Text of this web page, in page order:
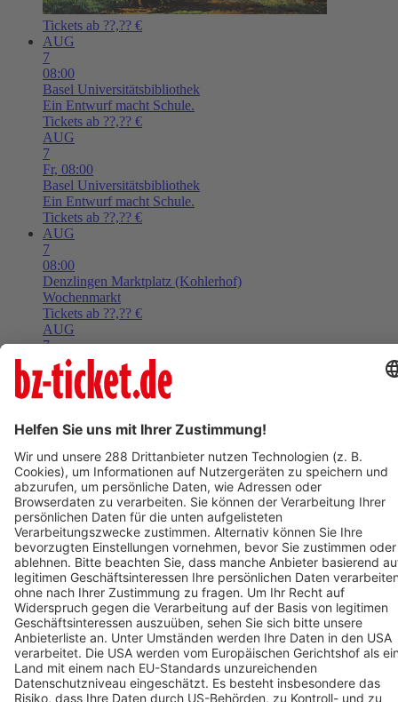
Tickets ab ??,?? €
AUG
7
08:00
Basel Universitätsbibliothek
Ein Entwurf macht Schule.
Tickets ab ??,?? €
AUG
7
Fr, 08:00
Basel Universitätsbibliothek
Ein Entwurf macht Schule.
Tickets ab ??,?? €
AUG
7
08:00
Denzlingen Marktplatz (Kohlerhof)
Wochenmarkt
Tickets ab ??,?? €
AUG
7
Fr, 08:00
Denzlingen Marktplatz (Kohlerhof)
Wochenmarkt
BZ-Card
Freiburg im Breisgau
Circolo 2026 - Udo Jürgens - Aber bitte mit Schlager!